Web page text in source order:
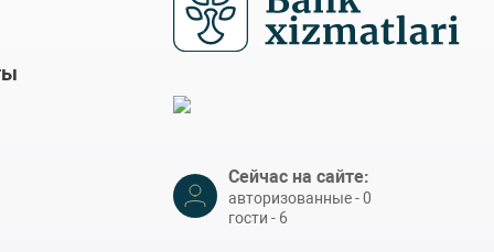
Сейчас на сайте:
авторизованные - 0
гости - 6